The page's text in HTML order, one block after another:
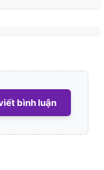
bình luận